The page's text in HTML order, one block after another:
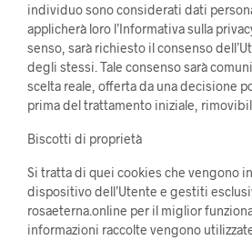
individuo sono considerati dati
applicherà loro l’Informativa sulla
senso, sarà richiesto il consenso
degli stessi. Tale consenso sarà
scelta reale, offerta da una decisione
prima del trattamento iniziale,
Biscotti di proprietà
Si tratta di quei cookies che vengono
dispositivo dell’Utente e gestiti
rosaeterna.online per il miglior
informazioni raccolte vengono